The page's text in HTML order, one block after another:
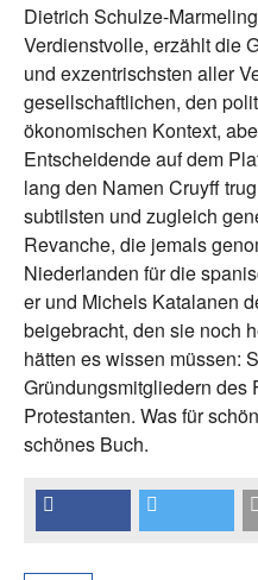
Dietrich Schulze-
Verdienstvolle, erzählt die
und exzentrischsten aller
gesellschaftlichen, den
ökonomischen Kontext,
Entscheidende auf dem
lang den Namen Cruyff
subtilsten und zugleich
Revanche, die jemals
Niederlanden für die
er und Michels Katalanen
beigebracht, den sie noch
hätten es wissen müssen:
Gründungsmitgliedern des
Protestanten. Was für
schönes Buch.